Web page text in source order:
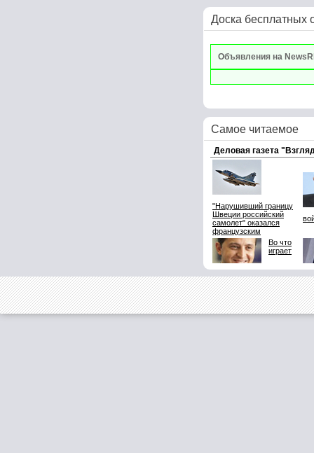
Доска бесплатных
Объявления на
Самое читаемое